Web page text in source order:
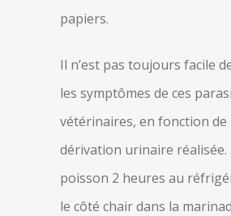
papiers.
Il n’est pas toujours facile
les symptômes de ces
vétérinaires, en fonction de
dérivation urinaire réalisée.
poisson 2 heures au
le côté chair dans la